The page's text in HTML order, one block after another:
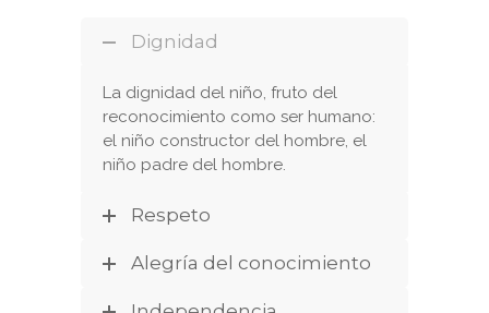
Dignidad
La dignidad del niño, fruto del
reconocimiento como ser humano:
el niño constructor del hombre, el
niño padre del hombre.
Respeto
Alegría del conocimiento